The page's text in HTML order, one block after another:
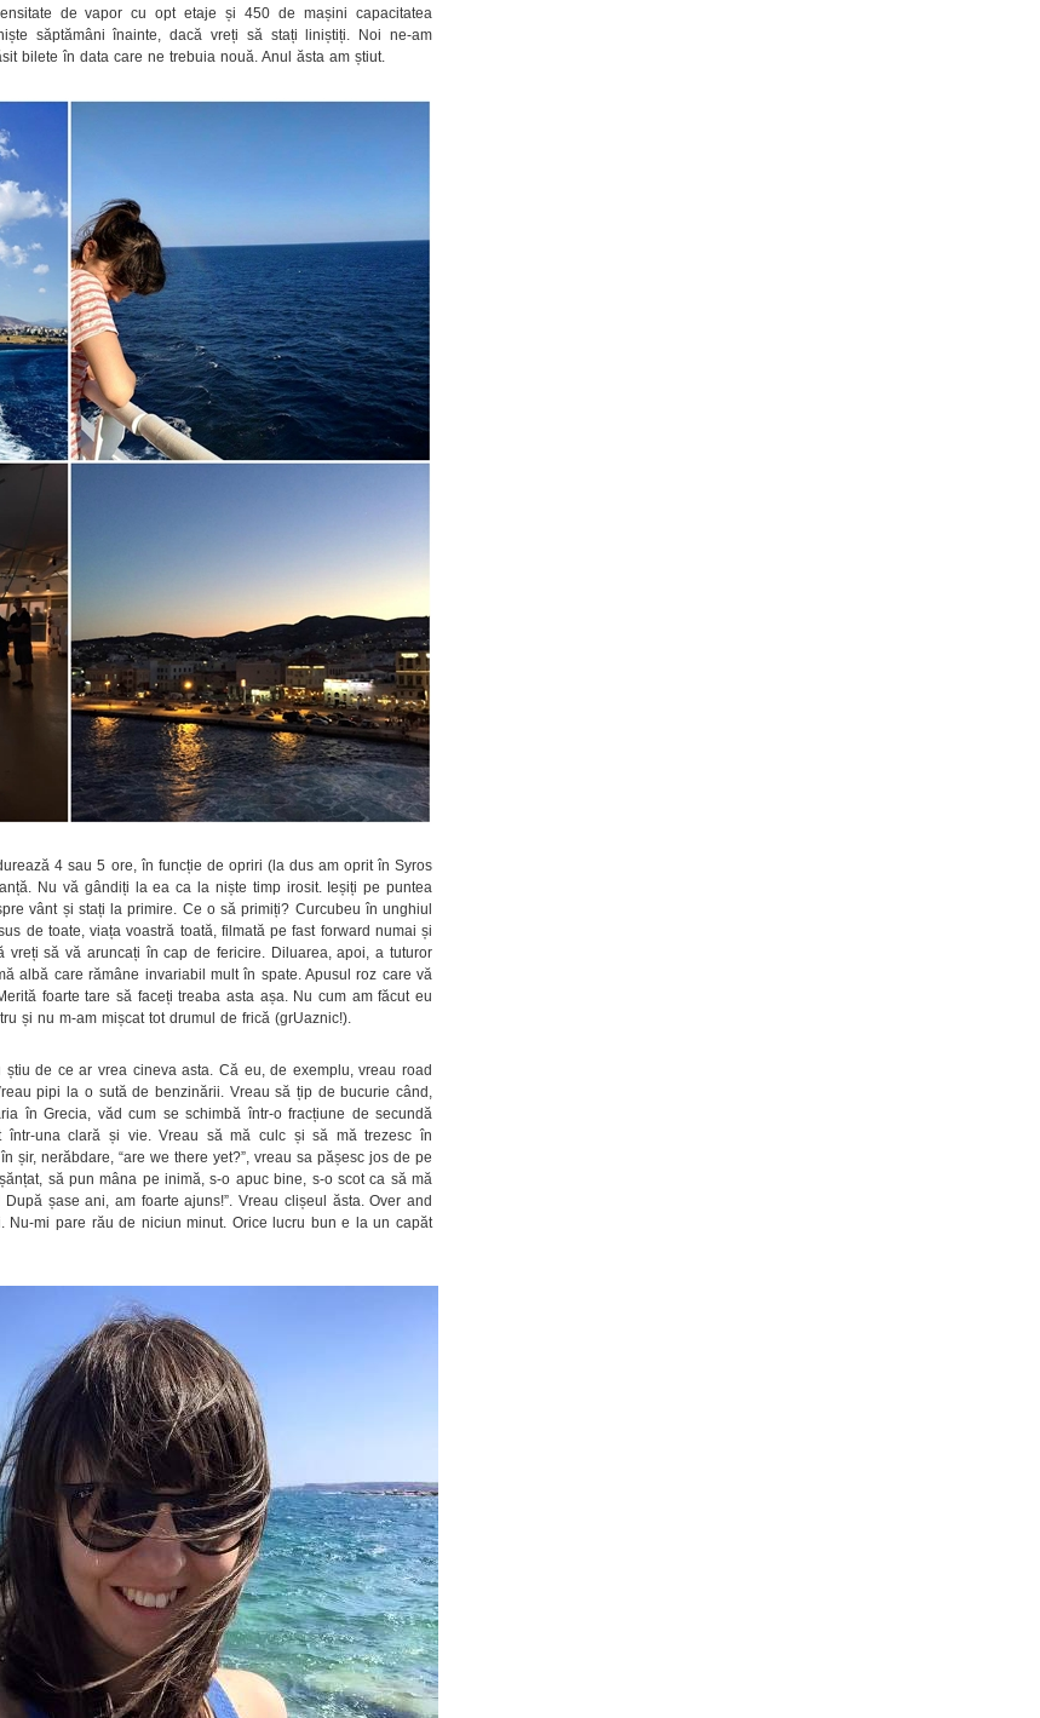
de vapor cu opt etaje și 450 de mașini capacitatea
săptămâni înainte, dacă vreți să stați liniștiți. Noi ne-am
bilete în data care ne trebuia nouă. Anul ăsta am știut.
4 sau 5 ore, în funcție de opriri (la dus am oprit în Syros
Nu vă gândiți la ea ca la niște timp irosit. Ieșiți pe puntea
vânt și stați la primire. Ce o să primiți? Curcubeu în unghiul
de toate, viața voastră toată, filmată pe fast forward numai și
vreți să vă aruncați în cap de fericire. Diluarea, apoi, a tuturor
albă care rămâne invariabil mult în spate. Apusul roz care vă
foarte tare să faceți treaba asta așa. Nu cum am făcut eu
și nu m-am mișcat tot drumul de frică (grUaznic!).
de ce ar vrea cineva asta. Că eu, de exemplu, vreau road
pipi la o sută de benzinării. Vreau să țip de bucurie când,
în Grecia, văd cum se schimbă într-o fracțiune de secundă
într-una clară și vie. Vreau să mă culc și să mă trezesc în
șir, nerăbdare, “are we there yet?”, vreau sa pășesc jos de pe
să pun mâna pe inimă, s-o apuc bine, s-o scot ca să mă
șase ani, am foarte ajuns!”. Vreau clișeul ăsta. Over and
Nu-mi pare rău de niciun minut. Orice lucru bun e la un capăt